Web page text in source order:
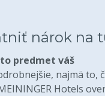
nárok na
predmet váš
najmä to,
Hotels